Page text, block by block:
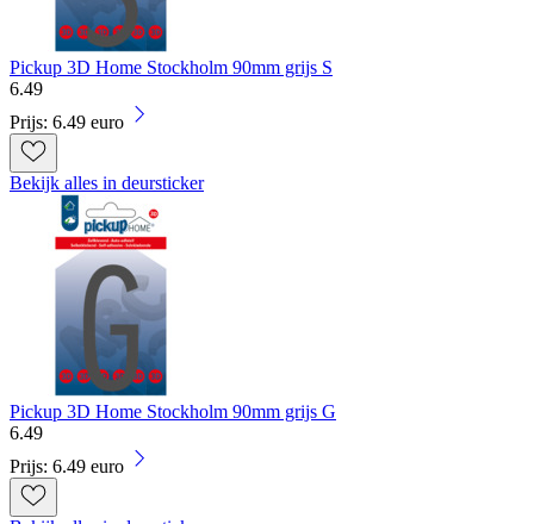
Pickup 3D Home Stockholm 90mm grijs S
6.49
Prijs: 6.49 euro
Bekijk alles in deursticker
Pickup 3D Home Stockholm 90mm grijs G
6.49
Prijs: 6.49 euro